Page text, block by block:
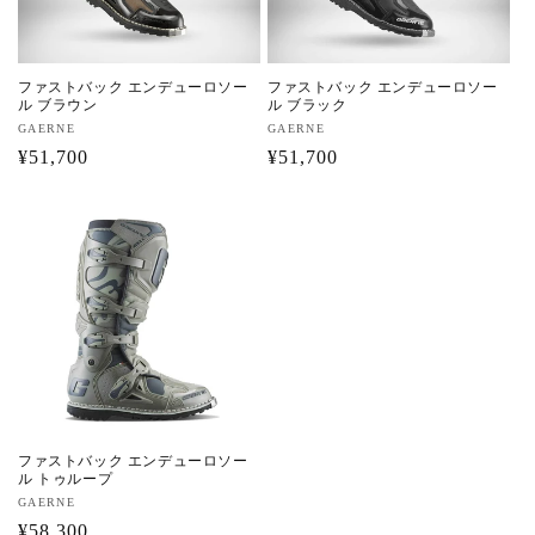
ファストバック エンデューロソー
ル ブラウン
販
売
GAERNE
通
¥51,700
ファストバック エンデューロソー
ル ブラック
販
売
GAERNE
通
¥51,700
ファストバック エンデューロソー
ル トゥループ
販
売
GAERNE
通
¥58,300